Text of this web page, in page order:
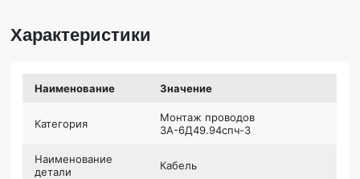
Характеристики
Наименование Значение
Категория
Монтаж проводов
3А-6Д49.94спч-3
Наименование
детали
Кабель